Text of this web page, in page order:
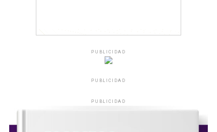
PUBLICIDAD
PUBLICIDAD
PUBLICIDAD